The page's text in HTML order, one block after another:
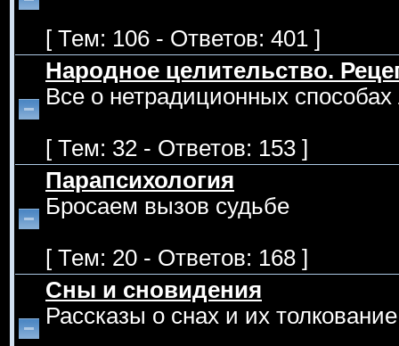
[ Тем: 106 - Ответов: 401 ]
Народное целительство.
Все о нетрадиционных способах
[ Тем: 32 - Ответов: 153 ]
Парапсихология
Бросаем вызов судьбе
[ Тем: 20 - Ответов: 168 ]
Сны и сновидения
Рассказы о снах и их